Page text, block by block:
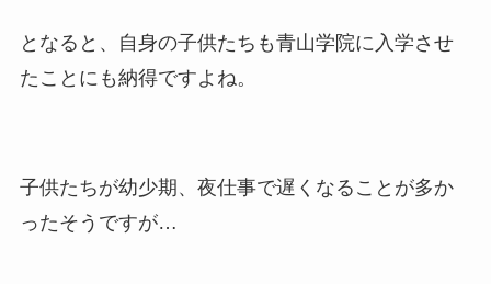
となると、自身の子供たちも青山学院に入学させ
たことにも納得ですよね。
子供たちが幼少期、夜仕事で遅くなることが多か
ったそうですが…